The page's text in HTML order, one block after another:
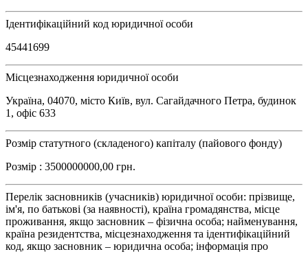
Ідентифікаційний код юридичної особи
45441699
Місцезнаходження юридичної особи
Україна, 04070, місто Київ, вул. Сагайдачного Петра, будинок
1, офіс 633
Розмір статутного (складеного) капіталу (пайового фонду)
Розмір : 3500000000,00 грн.
Перелік засновників (учасників) юридичної особи: прізвище,
ім'я, по батькові (за наявності), країна громадянства, місце
проживання, якщо засновник – фізична особа; найменування,
країна резидентства, місцезнаходження та ідентифікаційний
код, якщо засновник – юридична особа; інформація про